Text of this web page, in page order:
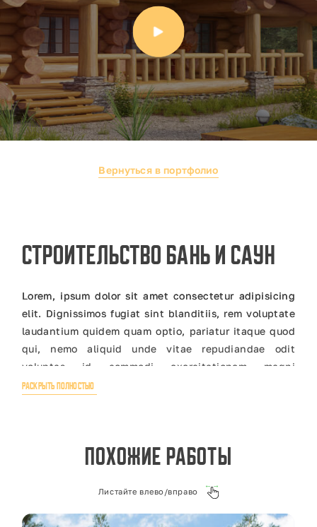
Вернуться в портфолио
Строительство бань и саун
Lorem, ipsum dolor sit amet consectetur adipisicing
elit. Dignissimos fugiat sint blanditiis, rem voluptate
laudantium quidem quam optio, pariatur itaque quod
qui, nemo aliquid unde vitae repudiandae odit
voluptas id commodi exercitationem magni
numquam?
numquam dolore eveniet veritatis repellendus
quisquam a. Labore animi quisquam mollitia
РАСКРЫТЬ ПОЛНОСТЬЮ
Похожие работы
Листайте влево/вправо